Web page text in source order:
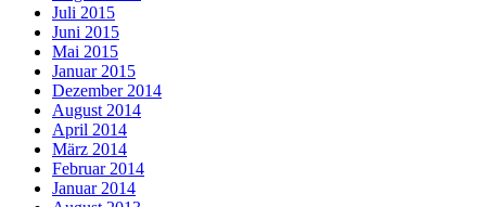
Juli 2015
Juni 2015
Mai 2015
Januar 2015
Dezember 2014
August 2014
April 2014
März 2014
Februar 2014
Januar 2014